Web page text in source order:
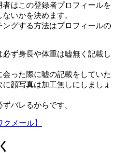
はこの登録者プロフィールを
いかを決めます。
グする方法はプロフィールの
ず身長や体重は嘘無く記載し
った際に嘘の記載をしていた
顔写真は加工無しにしましょ
バレるからです。
メール】